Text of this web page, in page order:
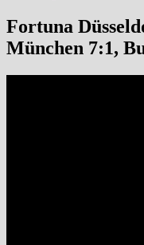
Fortuna
München 7:1,